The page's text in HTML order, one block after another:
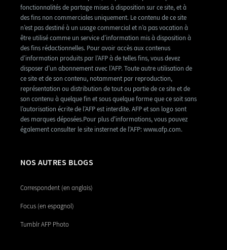
fonctionnalités de partage mises à disposition sur ce site, et à
des fins non commerciales uniquement. Le contenu de ce site
n’est pas destiné à un usage commercial et n’a pas vocation à
être utilisé comme un service d’information mis à disposition à
des fins rédactionnelles. Pour avoir accès aux contenus
d’information produits par l’AFP à de telles fins, vous devez
disposer d’un abonnement avec l’AFP. Toute autre utilisation de
ce site et de son contenu, notamment par reproduction,
représentation ou distribution de tout ou partie de ce site et de
son contenu à quelque fin et sous quelque forme que ce soit sans
l’autorisation écrite de l’AFP est interdite. AFP et son logo sont
des marques déposées.Pour plus d'informations, vous pouvez
également consulter le site insternet de l'AFP: www.afp.com.
NOS AUTRES BLOGS
Correspondent (en anglais)
Focus (en espagnol)
Tumblr AFP Photo